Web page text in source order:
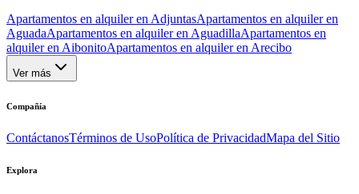
Apartamentos en alquiler en AdjuntasApartamentos en alquiler en
AguadaApartamentos en alquiler en AguadillaApartamentos en
alquiler en AibonitoApartamentos en alquiler en Arecibo
Ver más
Compañía
ContáctanosTérminos de UsoPolítica de PrivacidadMapa del Sitio
Explora